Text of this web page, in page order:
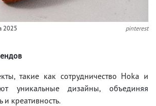
2025 pinterest
такие как сотрудничество Hoka и
уникальные дизайны, объединяя
и креативность.